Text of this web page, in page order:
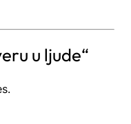
u ljude“